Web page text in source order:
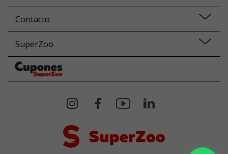
Contacto
SuperZoo